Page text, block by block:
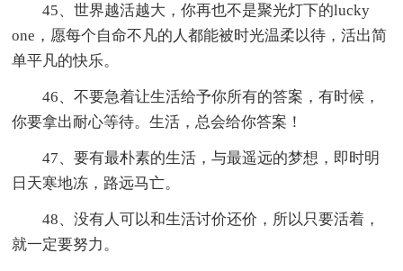
45、世界越活越大，你再也不是聚光灯下的lucky
one，愿每个自命不凡的人都能被时光温柔以待，活出简
单平凡的快乐。
46、不要急着让生活给予你所有的答案，有时候，
你要拿出耐心等待。生活，总会给你答案！
47、要有最朴素的生活，与最遥远的梦想，即时明
日天寒地冻，路远马亡。
48、没有人可以和生活讨价还价，所以只要活着，
就一定要努力。